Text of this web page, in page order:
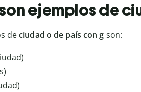
ejemplos de
deciudad o de país con gson: